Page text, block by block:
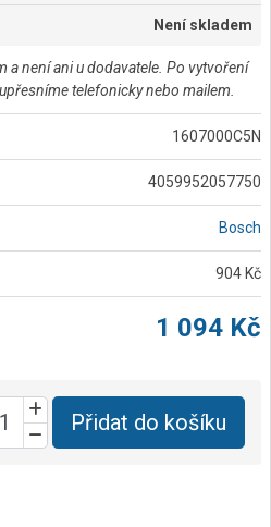
Není skladem
a není ani u dodavatele. Po vytvoření
telefonicky nebo mailem.
1607000C5N
4059952057750
Bosch
904 Kč
1 094 Kč
Přidat do košíku